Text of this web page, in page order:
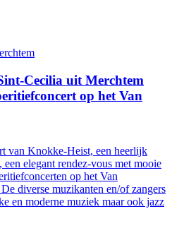
Cecilia uit Merchtem
op het Van
van Knokke-Heist, een heerlijk
een elegant rendez-vous met mooie
op het Van
diverse muzikanten en/of zangers
en moderne muziek maar ook jazz